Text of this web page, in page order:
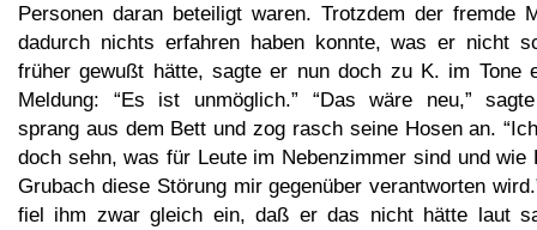
Personen daran beteiligt waren. Trotzdem der fremde
dadurch nichts erfahren haben konnte, was er nicht
früher gewußt hätte, sagte er nun doch zu K. im Tone
Meldung: “Es ist unmöglich.” “Das wäre neu,”
sprang aus dem Bett und zog rasch seine Hosen an.
doch sehn, was für Leute im Nebenzimmer sind und wie
Grubach diese Störung mir gegenüber verantworten
fiel ihm zwar gleich ein, daß er das nicht hätte laut